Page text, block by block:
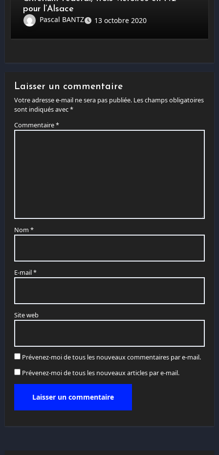
pour l’Alsace
Pascal BANTZ
13 octobre 2020
Laisser un commentaire
Votre adresse e-mail ne sera pas publiée. Les champs obligatoires
sont indiqués avec*
Commentaire*
Nom *
E-mail*
Site web
Prévenez-moi de tous les nouveaux commentaires par e-mail.
Prévenez-moi de tous les nouveaux articles par e-mail.